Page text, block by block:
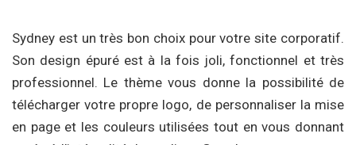
Sydney est un très bon choix pour votre site corporatif.
Son design épuré est à la fois joli, fonctionnel et très
professionnel. Le thème vous donne la possibilité de
télécharger votre propre logo, de personnaliser la mise
en page et les couleurs utilisées tout en vous donnant